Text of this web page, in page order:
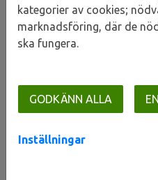
Hem Kontakta oss
Anmäla fel i ditt
kategorier av cookies;
marknadsföring, där de
ska fungera.
GODKÄNN ALLA
Inställningar